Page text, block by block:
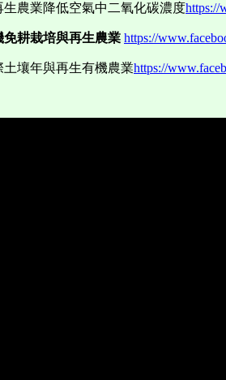
生農業降低空氣中二氧化碳濃度https://
免耕栽培與再生農業 https://
土壤年與再生有機農業https://